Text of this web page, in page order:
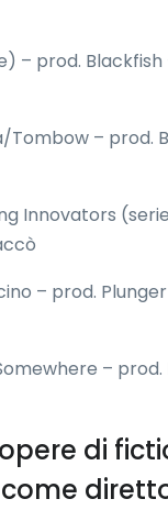
– prod. Blackfish
Tombow – prod.
Innovators
– prod.
–
di